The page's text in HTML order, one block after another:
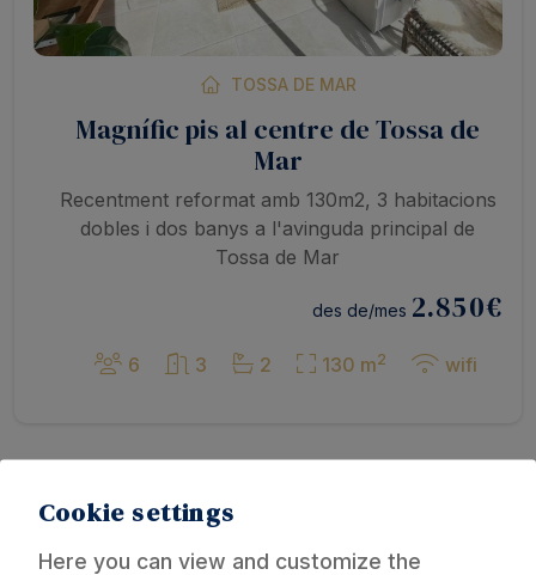
TOSSA DE MAR
Magnífic pis al centre de Tossa de
Mar
Recentment reformat amb 130m2, 3 habitacions
dobles i dos banys a l'avinguda principal de
Tossa de Mar
des de/mes 2.850€
6 3 2 130 m2 wifi
−
Cookie settings
Here you can view and customize the